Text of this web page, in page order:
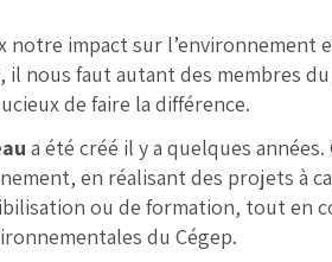
notre impact sur l’environnement
il nous faut autant des membres
de faire la différence.
a été créé il y a quelques années.
en réalisant des projets à
ou de formation, tout en
du Cégep.